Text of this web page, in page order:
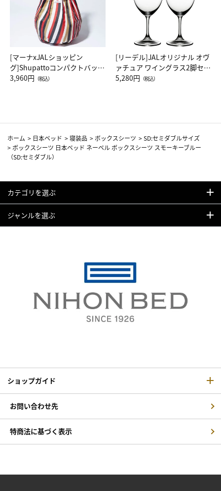
[マーナxJALショッピン
グ]Shupattoコンパクトバッグ
Drop JAL客室乗務員（LC）ス
3,960円 （税込）
[リーデル]JALオリジナル オヴ
ァチュア ワイングラス2脚セッ
ト（レッドワイン）
5,280円 （税込）
ホーム > 日本ベッド >寝装品 > ボックスシーツ >SD:セミダブルサイズ
> ボックスシーツ 日本ベッド ネーベル ボックスシーツ スモーキーブルー
（SD:セミダブル）
カテゴリを選ぶ
ジャンルを選ぶ
ショップガイド
お問い合わせ先
特商法に基づく表示